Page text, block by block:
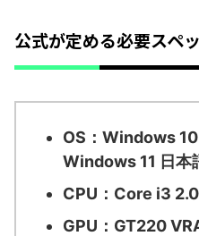
公式が定める必要スペ
OS：Windows
Windows 11 日本
CPU：Core i3
GPU：GT220